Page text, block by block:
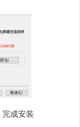
成安装